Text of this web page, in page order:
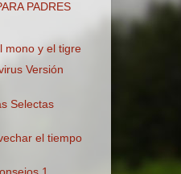
PADRES
mono y el tigre
Versión
Selectas
el tiempo